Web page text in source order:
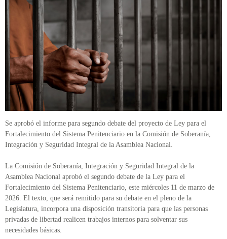
Se aprobó el informe para segundo debate del proyecto de Ley para el
Fortalecimiento del Sistema Penitenciario en la Comisión de Soberanía,
Integración y Seguridad Integral de la Asamblea Nacional.
La Comisión de Soberanía, Integración y Seguridad Integral de la
Asamblea Nacional aprobó el segundo debate de la Ley para el
Fortalecimiento del Sistema Penitenciario, este miércoles 11 de marzo de
2026. El texto, que será remitido para su debate en el pleno de la
Legislatura, incorpora una disposición transitoria para que las personas
privadas de libertad realicen trabajos internos para solventar sus
necesidades básicas.